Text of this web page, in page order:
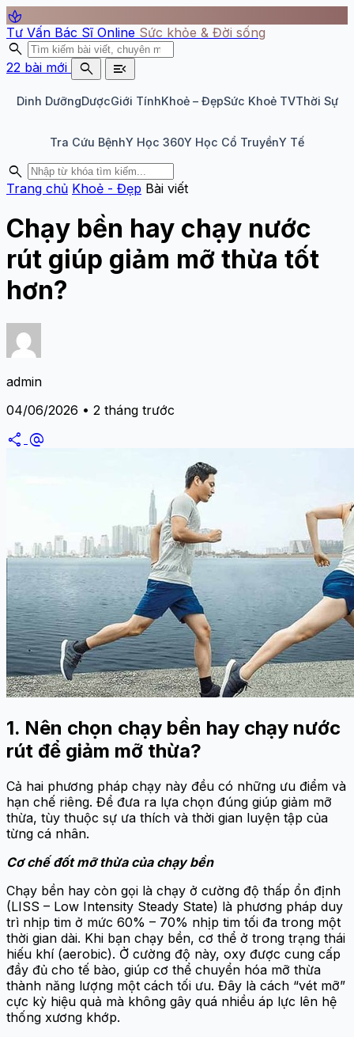
spa
Tư Vấn Bác Sĩ Online Sức khỏe & Đời sống
search
22 bài mới search menu_open
Dinh DưỡngDượcGiới TínhKhoẻ – ĐẹpSức Khoẻ TVThời Sự
Tra Cứu BệnhY Học 360Y Học Cổ TruyềnY Tế
search
Trang chủ Khoẻ - Đẹp Bài viết
Chạy bền hay chạy nước
rút giúp giảm mỡ thừa tốt
hơn?
admin
04/06/2026 • 2 tháng trước
share alternate_email
1. Nên chọn chạy bền hay chạy nước
rút để giảm mỡ thừa?
Cả hai phương pháp chạy này đều có những ưu điểm và
hạn chế riêng. Để đưa ra lựa chọn đúng giúp giảm mỡ
thừa, tùy thuộc sự ưa thích và thời gian luyện tập của
từng cá nhân.
Cơ chế đốt mỡ thừa của chạy bền
Chạy bền hay còn gọi là chạy ở cường độ thấp ổn định
(LISS – Low Intensity Steady State) là phương pháp duy
trì nhịp tim ở mức 60% – 70% nhịp tim tối đa trong một
thời gian dài. Khi bạn chạy bền, cơ thể ở trong trạng thái
hiếu khí (aerobic). Ở cường độ này, oxy được cung cấp
đầy đủ cho tế bào, giúp cơ thể chuyển hóa mỡ thừa
thành năng lượng một cách tối ưu. Đây là cách “vét mỡ”
cực kỳ hiệu quả mà không gây quá nhiều áp lực lên hệ
thống xương khớp.